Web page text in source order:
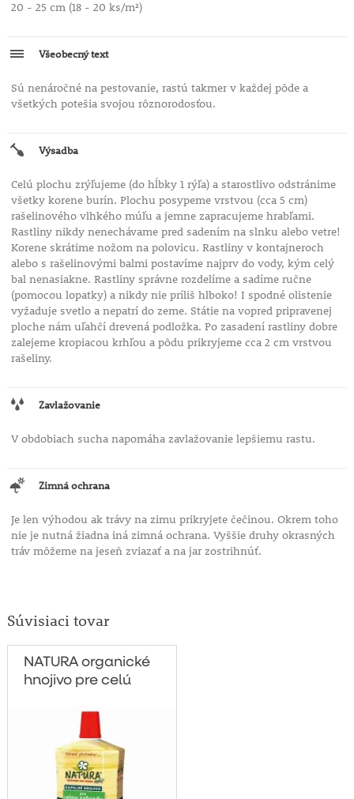
20 - 25 cm (18 - 20 ks/m²)
Všeobecný text
Sú nenáročné na pestovanie, rastú takmer v každej pôde a
všetkých potešia svojou rôznorodosťou.
Výsadba
Celú plochu zrýľujeme (do hĺbky 1 rýľa) a starostlivo odstránime
všetky korene burín. Plochu posypeme vrstvou (cca 5 cm)
rašelinového vlhkého múľu a jemne zapracujeme hrabľami.
Rastliny nikdy nenechávame pred sadením na slnku alebo vetre!
Korene skrátime nožom na polovicu. Rastliny v kontajneroch
alebo s rašelinovými balmi postavíme najprv do vody, kým celý
bal nenasiakne. Rastliny správne rozdelíme a sadíme ručne
(pomocou lopatky) a nikdy nie príliš hlboko! I spodné olistenie
vyžaduje svetlo a nepatrí do zeme. Státie na vopred pripravenej
ploche nám uľahčí drevená podložka. Po zasadení rastliny dobre
zalejeme kropiacou krhľou a pôdu prikryjeme cca 2 cm vrstvou
rašeliny.
Zavlažovanie
V obdobiach sucha napomáha zavlažovanie lepšiemu rastu.
Zimná ochrana
Je len výhodou ak trávy na zimu prikryjete čečinou. Okrem toho
nie je nutná žiadna iná zimná ochrana. Vyššie druhy okrasných
tráv môžeme na jeseň zviazať a na jar zostrihnúť.
Súvisiaci tovar
NATURA organické
hnojivo pre celú